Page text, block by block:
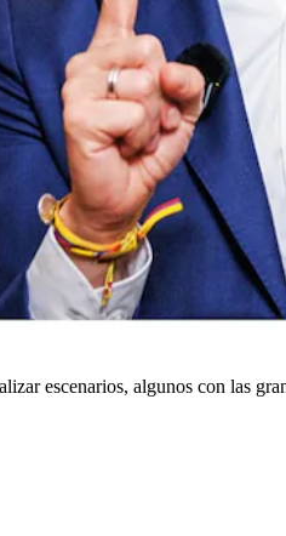
escenarios, algunos con las